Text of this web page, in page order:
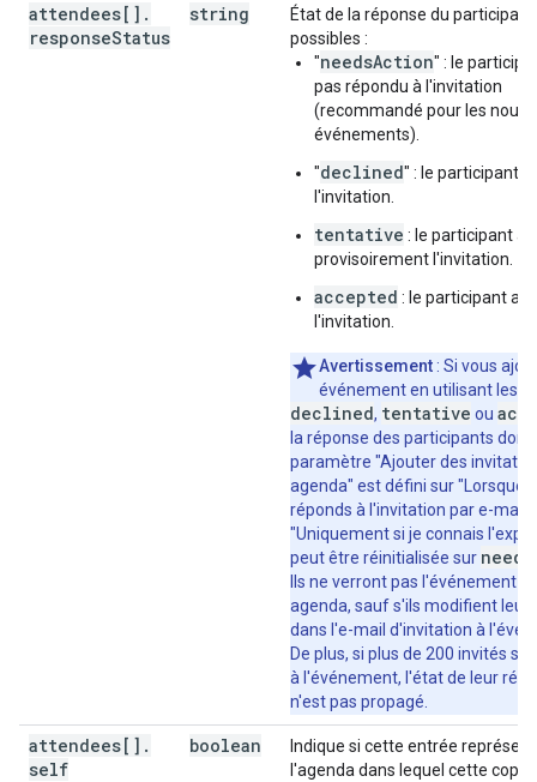
"url": string,
"title":
"workingLocationProperties":
string,
"outOfOfficeProperties":
string,
string
string,
string,
"mimeType": string,
"iconLink": string
,
attendees[] .
responseStatus
string
État de la réponse du
possibles :
"needsAction" : le
pas répondu à l'invitation
(recommandé pour les
événements).
"declined" : le participant
l'invitation.
tentative : le participant a
provisoirement l'invitation.
accepted : le participant a
l'invitation.
Avertissement : Si vous
événement en utilisant les
declined, tentative ou
la réponse des participants dont
paramètre "Ajouter des
agenda" est défini sur "Lorsque
réponds à l'invitation par e-mail"
"Uniquement si je connais
peut être réinitialisée sur
Ils ne verront pas l'événement
agenda, sauf s'ils modifient leur
dans l'e-mail d'invitation à
De plus, si plus de 200 invités
à l'événement, l'état de leur
n'est pas propagé.
attendees[] .
self
boolean
Indique si cette entrée
l'agenda dans lequel cette copie